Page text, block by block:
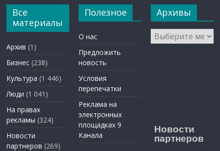
Все
материалы
Архив (1)
Бизнес (238)
Культура (1 446)
Люди (1 041)
На правах
рекламы (324)
Новости
партнеров (269)
Полезное
О нас
Предложить
новость
Условия
перепечатки
Реклама на
электронных
площадках 9
Канала
Архивы
Архивы
Новости
партнеров